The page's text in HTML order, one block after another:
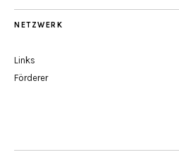
NETZWERK
Links
Förderer